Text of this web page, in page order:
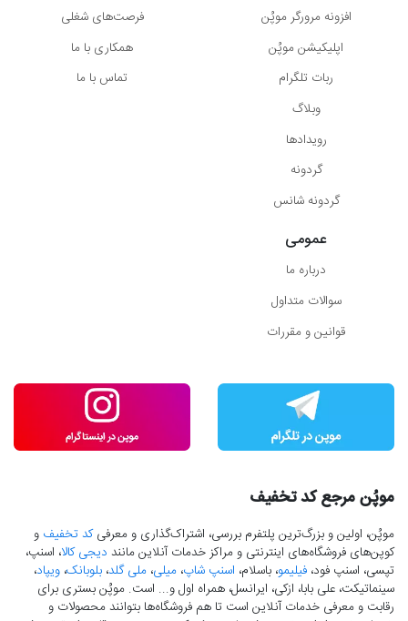
افزونه مرورگر موپُن
اپلیکیشن موپُن
ربات تلگرام
وبلاگ
رویدادها
گردونه
گردونه شانس
فرصت‌های شغلی
همکاری با ما
تماس با ما
عمومی
درباره ما
سوالات متداول
قوانین و مقررات
موپُن مرجع کد تخفیف
موپُن، اولین و بزرگ‌ترین پلتفرم بررسی، اشتراک‌گذاری و معرفیکد تخفیف و
کوپن‌های فروشگاه‌های اینترنتی و مراکز خدمات آنلاین مانند دیجی کالا، اسنپ،
تپسی، اسنپ فود، فیلیمو، باسلام، اسنپ شاپ، میلی، ملی گلد، بلوبانک، ویپاد،
سینماتیکت، علی بابا، ازکی، ایرانسل، همراه اول و... است. موپُن بستری برای
رقابت و معرفی خدمات آنلاین است تا هم فروشگاه‌ها بتوانند محصولات و